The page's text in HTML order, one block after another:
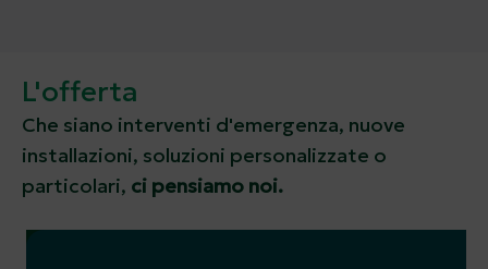
L'offerta
Che siano interventi d'emergenza, nuove
installazioni, soluzioni personalizzate o
particolari, ci pensiamo noi.